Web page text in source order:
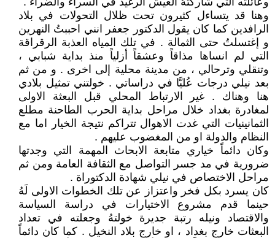
وهنا قد يتساءل كثيرون تحت ظلال التحولات في بلاد
الرافدين كما كان يقول الدكتور جعفر انني احببتُ النهرين
و إغتسلتُ حتى الثمالة . في تلك المياه العذبة الرقراقة
التي لم انساها مذاقاً وعشقاً أزلياً منذ بداية شبابي ،
وتنقلي وترحالي ، من مدينة محلية إلى اخرى . و من ثم
بعد نيلي درجات عُليَّا في دراساتي . خولتني تمثيل بلادي
هنا وهناك . غير الارتباط المحلي قبل البعثة الاولى
لمغادرة بغداد خلال مراحل بداية الحرب الطاحنة مطلع
الثمانينيات التي غدت الاهوال تتراكم نتيجة الخيار اما مع
النظام والدولة او من المغضوب عليهم .
وكان دائماً خياري متابعة الابحاث المهمة التي وجدتها
ضرورية في مد جسر التواصل مع الثقافة العامة ومن ثم
مراحل الاختصاص في نيلي شهادة الدكتوراة .
كان يسرد بكل فخر واعتزاز عن تلك الخطوات الاولى لَهُ
حينما قدم مشروع الاختيارات في دراسة السياسة
والاقتصاد ونيله رتبة جديرة خولتهُ وجعلته في تعداد
البعثات خارج بغداد ، او خارج بلاد النخيل . كما كان دائماً